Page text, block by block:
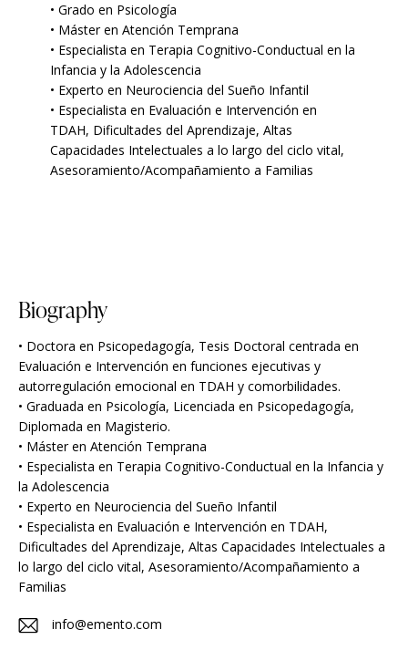
• Grado en Psicología
• Máster en Atención Temprana
• Especialista en Terapia Cognitivo-Conductual en la
Infancia y la Adolescencia
• Experto en Neurociencia del Sueño Infantil
• Especialista en Evaluación e Intervención en
TDAH, Dificultades del Aprendizaje, Altas
Capacidades Intelectuales a lo largo del ciclo vital,
Asesoramiento/Acompañamiento a Familias
Biography
• Doctora en Psicopedagogía, Tesis Doctoral centrada en
Evaluación e Intervención en funciones ejecutivas y
autorregulación emocional en TDAH y comorbilidades.
• Graduada en Psicología, Licenciada en Psicopedagogía,
Diplomada en Magisterio.
• Máster en Atención Temprana
• Especialista en Terapia Cognitivo-Conductual en la Infancia y
la Adolescencia
• Experto en Neurociencia del Sueño Infantil
• Especialista en Evaluación e Intervención en TDAH,
Dificultades del Aprendizaje, Altas Capacidades Intelectuales a
lo largo del ciclo vital, Asesoramiento/Acompañamiento a
Familias
info@emento.com